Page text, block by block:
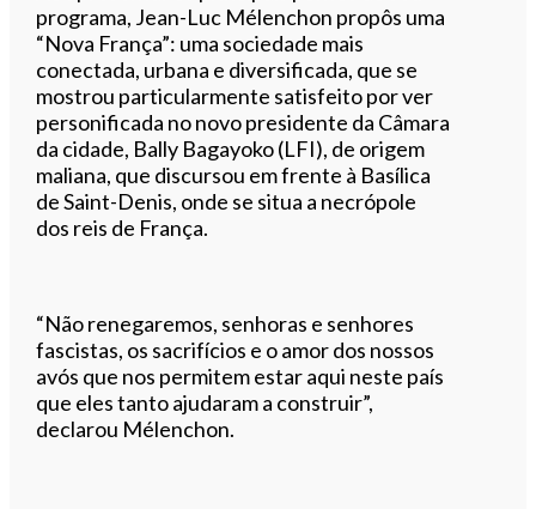
programa, Jean-Luc Mélenchon propôs uma
“Nova França”: uma sociedade mais
conectada, urbana e diversificada, que se
mostrou particularmente satisfeito por ver
personificada no novo presidente da Câmara
da cidade, Bally Bagayoko (LFI), de origem
maliana, que discursou em frente à Basílica
de Saint-Denis, onde se situa a necrópole
dos reis de França.
“Não renegaremos, senhoras e senhores
fascistas, os sacrifícios e o amor dos nossos
avós que nos permitem estar aqui neste país
que eles tanto ajudaram a construir”,
declarou Mélenchon.